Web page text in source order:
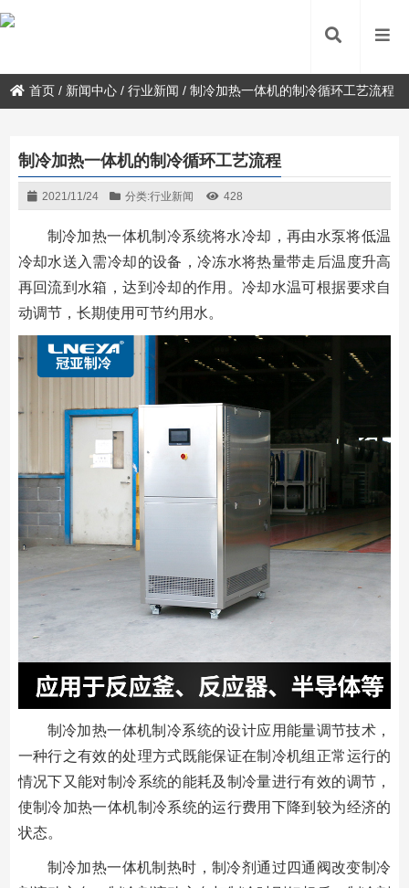
首页 / 新闻中心 /行业新闻 /制冷加热一体机的制冷循环工艺流程
制冷加热一体机的制冷循环工艺流程
2021/11/24 分类:行业新闻 428
制冷加热一体机制冷系统将水冷却，再由水泵将低温
冷却水送入需冷却的设备，冷冻水将热量带走后温度升高
再回流到水箱，达到冷却的作用。冷却水温可根据要求自
动调节，长期使用可节约用水。
制冷加热一体机制冷系统的设计应用能量调节技术，
一种行之有效的处理方式既能保证在制冷机组正常运行的
情况下又能对制冷系统的能耗及制冷量进行有效的调节，
使制冷加热一体机制冷系统的运行费用下降到较为经济的
状态。
制冷加热一体机制热时，制冷剂通过四通阀改变制冷